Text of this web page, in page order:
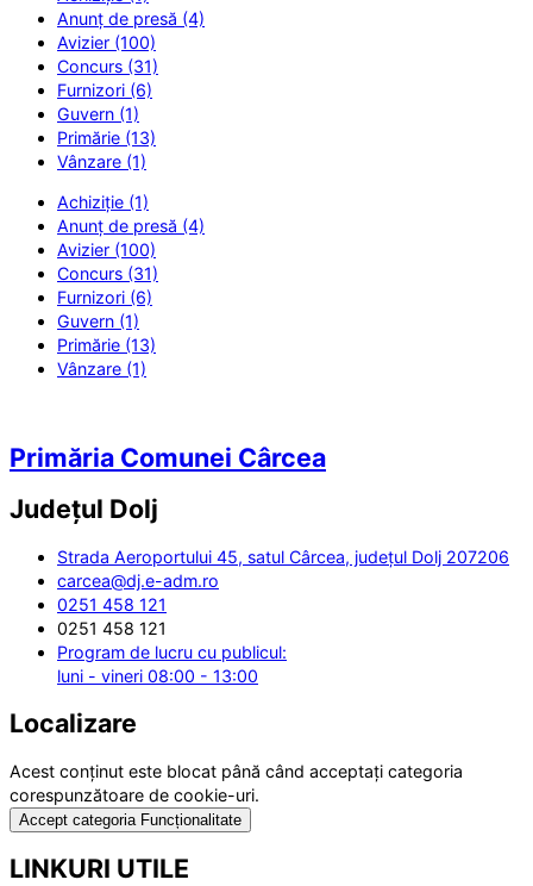
Anunț de presă (4)
Avizier (100)
Concurs (31)
Furnizori (6)
Guvern (1)
Primărie (13)
Vânzare (1)
Achiziție (1)
Anunț de presă (4)
Avizier (100)
Concurs (31)
Furnizori (6)
Guvern (1)
Primărie (13)
Vânzare (1)
Primăria Comunei Cârcea
Județul Dolj
Strada Aeroportului 45, satul Cârcea, județul Dolj 207206
carcea@dj.e-adm.ro
0251 458 121
0251 458 121
Program de lucru cu publicul:
luni - vineri 08:00 - 13:00
Localizare
Acest conținut este blocat până când acceptați categoria
corespunzătoare de cookie-uri.
Accept categoria Funcționalitate
LINKURI UTILE